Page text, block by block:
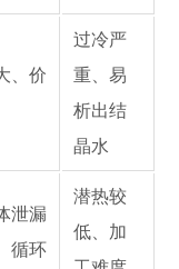
、价
过冷严
重、易
析出结
晶水
泄漏
循环
潜热较
低、加